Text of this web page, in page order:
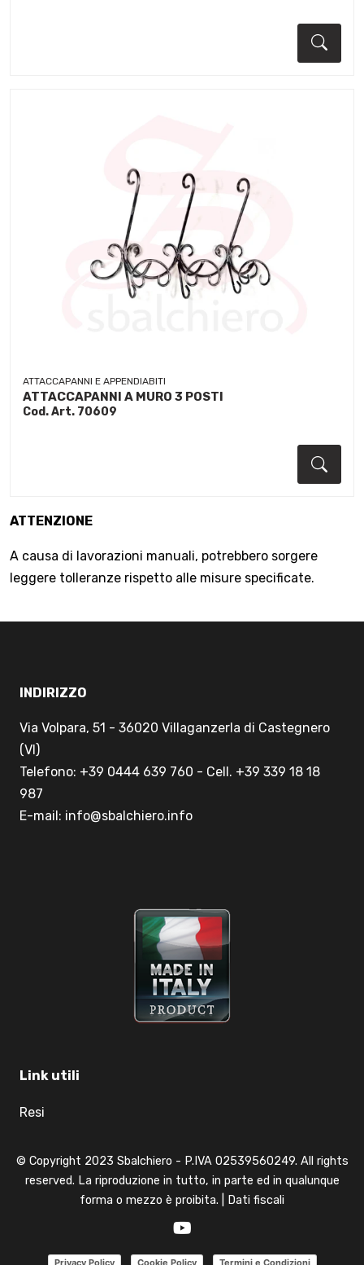
ATTACCAPANNI E APPENDIABITI
ATTACCAPANNI A MURO 3 POSTI
Cod. Art. 70609
ATTENZIONE
A causa di lavorazioni manuali, potrebbero sorgere
leggere tolleranze rispetto alle misure specificate.
INDIRIZZO
Via Volpara, 51 - 36020 Villaganzerla di Castegnero
(VI)
Telefono: +39 0444 639 760 - Cell. +39 339 18 18
987
E-mail: info@sbalchiero.info
Link utili
Resi
© Copyright 2023 Sbalchiero - P.IVA 02539560249. All rights
reserved. La riproduzione in tutto, in parte ed in qualunque
forma o mezzo è proibita. |
Dati fiscali
Privacy Policy Cookie Policy Termini e Condizioni